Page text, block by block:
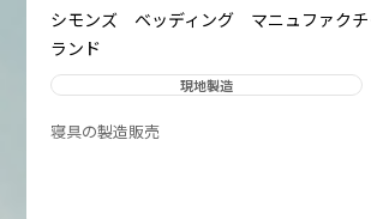
シモンズ ベッディング マニュファク
ランド
現地製造
寝具の製造販売